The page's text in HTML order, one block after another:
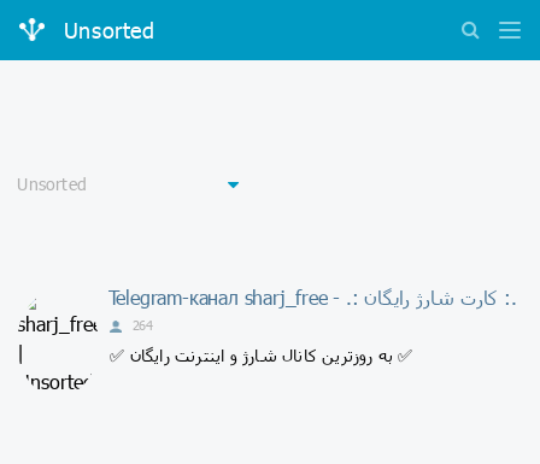
Unsorted
Telegram-канал sharj_free - .: کارت شارژ رایگان :.
264
✅ به روزترین کانال شارژ و اینترنت رایگان ✅